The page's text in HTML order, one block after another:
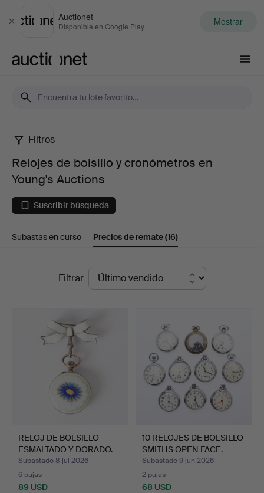
Cerrar
Auctionet
Disponible en Google Play Mostrar
Relojes
de
bolsillo
Young's
Auctions
Filtros
Relojes de bolsillo y cronómetros en
Young's Auctions
Suscribir búsqueda
Subastas en curso Precios de remate(16)
Filtrar
RELOJ DE BOLSILLO
ESMALTADO Y DORADO.
Subastado 8 jul 2026
6 pujas
89 USD
10 RELOJES DE BOLSILLO
SMITHS OPEN FACE.
Subastado 9 jun 2026
2 pujas
68 USD